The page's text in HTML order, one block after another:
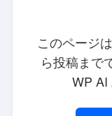
このページ
ら投稿まで
WP AI